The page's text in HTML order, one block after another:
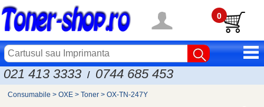
0
021 413 3333 / 0744 685 453
Consumabile > OXE > Toner > OX-TN-247Y